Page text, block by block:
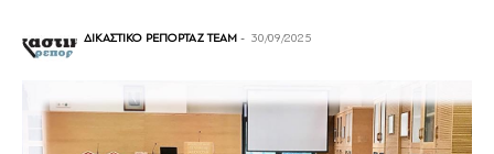
ΔΙΚΑΣΤΙΚΟ ΡΕΠΟΡΤΑΖ TEAM - 30/09/2025